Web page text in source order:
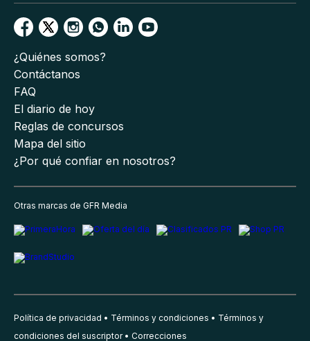
¿Quiénes somos?
Contáctanos
FAQ
El diario de hoy
Reglas de concursos
Mapa del sitio
¿Por qué confiar en nosotros?
Otras marcas de GFR Media
Política de privacidad Términos y condiciones
Términos y
condiciones del suscriptor
Correcciones